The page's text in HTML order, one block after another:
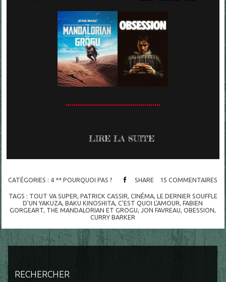
...............................................
LIRE LA SUITE
CATÉGORIES : 4 ** POURQUOI PAS ? SHARE 15 COMMENTAIRES
TAGS : TOUT VA SUPER, PATRICK CASSIR, CINÉMA, LE DERNIER SOUFFLE
D'UN YAKUZA,BAKU KINOSHITA,C'EST QUOI L'AMOUR,FABIEN
GORGEART, THE MANDALORIAN ET GROGU,JON FAVREAU,OBESSION,
CURRY BARKER
RECHERCHER